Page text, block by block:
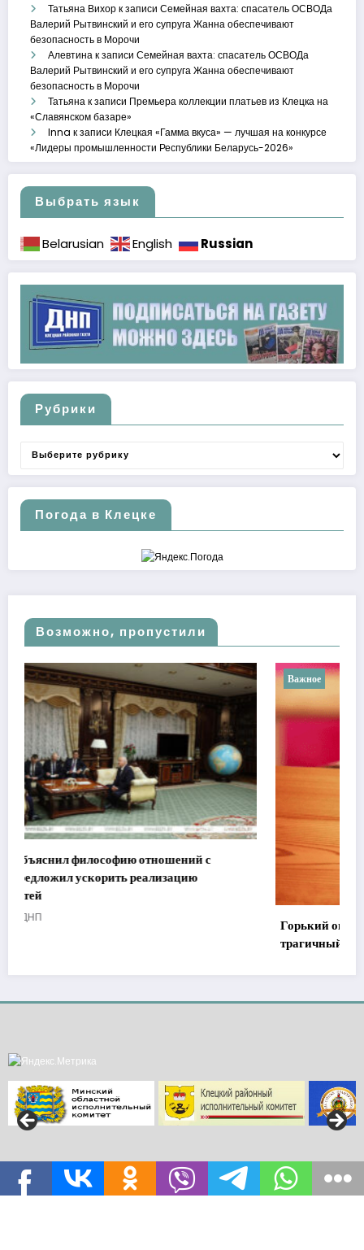
Татьяна Вихорк записи Семейная вахта: спасатель ОСВОДа
Валерий Рытвинский и его супруга Жанна обеспечивают
безопасность в Морочи
Алевтинак записи Семейная вахта: спасатель ОСВОДа
Валерий Рытвинский и его супруга Жанна обеспечивают
безопасность в Морочи
Татьянак записи Премьера коллекции платьев из Клецка на
«Славянском базаре»
Inna к записи Клецкая «Гамма вкуса» — лучшая на конкурсе
«Лидеры промышленности Республики Беларусь-2026»
Выбрать язык
Belarusian English Russian
Рубрики
Рубрики
Погода в Клецке
Возможно, пропустили
Важное
Горький опыт спасателей: детская шалость и
трагичный финал, которого можно было избежать